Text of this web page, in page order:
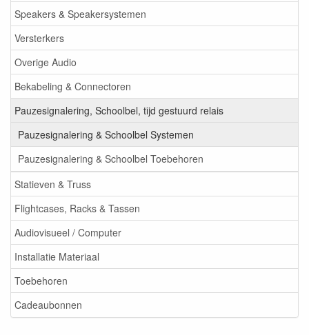
Speakers & Speakersystemen
Versterkers
Overige Audio
Bekabeling & Connectoren
Pauzesignalering, Schoolbel, tijd gestuurd relais
Pauzesignalering & Schoolbel Systemen
Pauzesignalering & Schoolbel Toebehoren
Statieven & Truss
Flightcases, Racks & Tassen
Audiovisueel / Computer
Installatie Materiaal
Toebehoren
Cadeaubonnen